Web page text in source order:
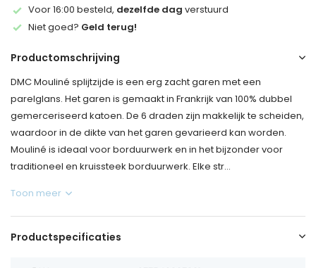
Voor 16:00 besteld, dezelfde dag verstuurd
Niet goed? Geld terug!
Productomschrijving
DMC Mouliné splijtzijde is een erg zacht garen met een
parelglans. Het garen is gemaakt in Frankrijk van 100% dubbel
gemerceriseerd katoen. De 6 draden zijn makkelijk te scheiden,
waardoor in de dikte van het garen gevarieerd kan worden.
Mouliné is ideaal voor borduurwerk en in het bijzonder voor
traditioneel en kruissteek borduurwerk. Elke str...
Toon meer
Productspecificaties